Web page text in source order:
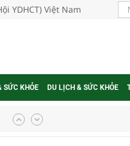
YDHCT) Việt Nam
SỨC KHỎE DU LỊCH & SỨC KHỎE